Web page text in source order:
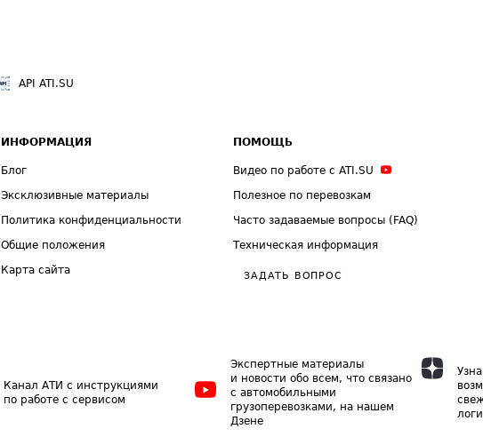
API ATI.SU
ИНФОРМАЦИЯ
Блог
Эксклюзивные материалы
Политика конфиденциальности
Общие положения
Карта сайта
ПОМОЩЬ
Видео по работе с ATI.SU
Полезное по перевозкам
Часто задаваемые вопросы (FAQ)
Техническая информация
ЗАДАТЬ ВОПРОС
Канал АТИ с инструкциями
по работе с сервисом
Экспертные материалы
и новости обо всем, что связано
с автомобильными
грузоперевозками, на нашем
Дзене